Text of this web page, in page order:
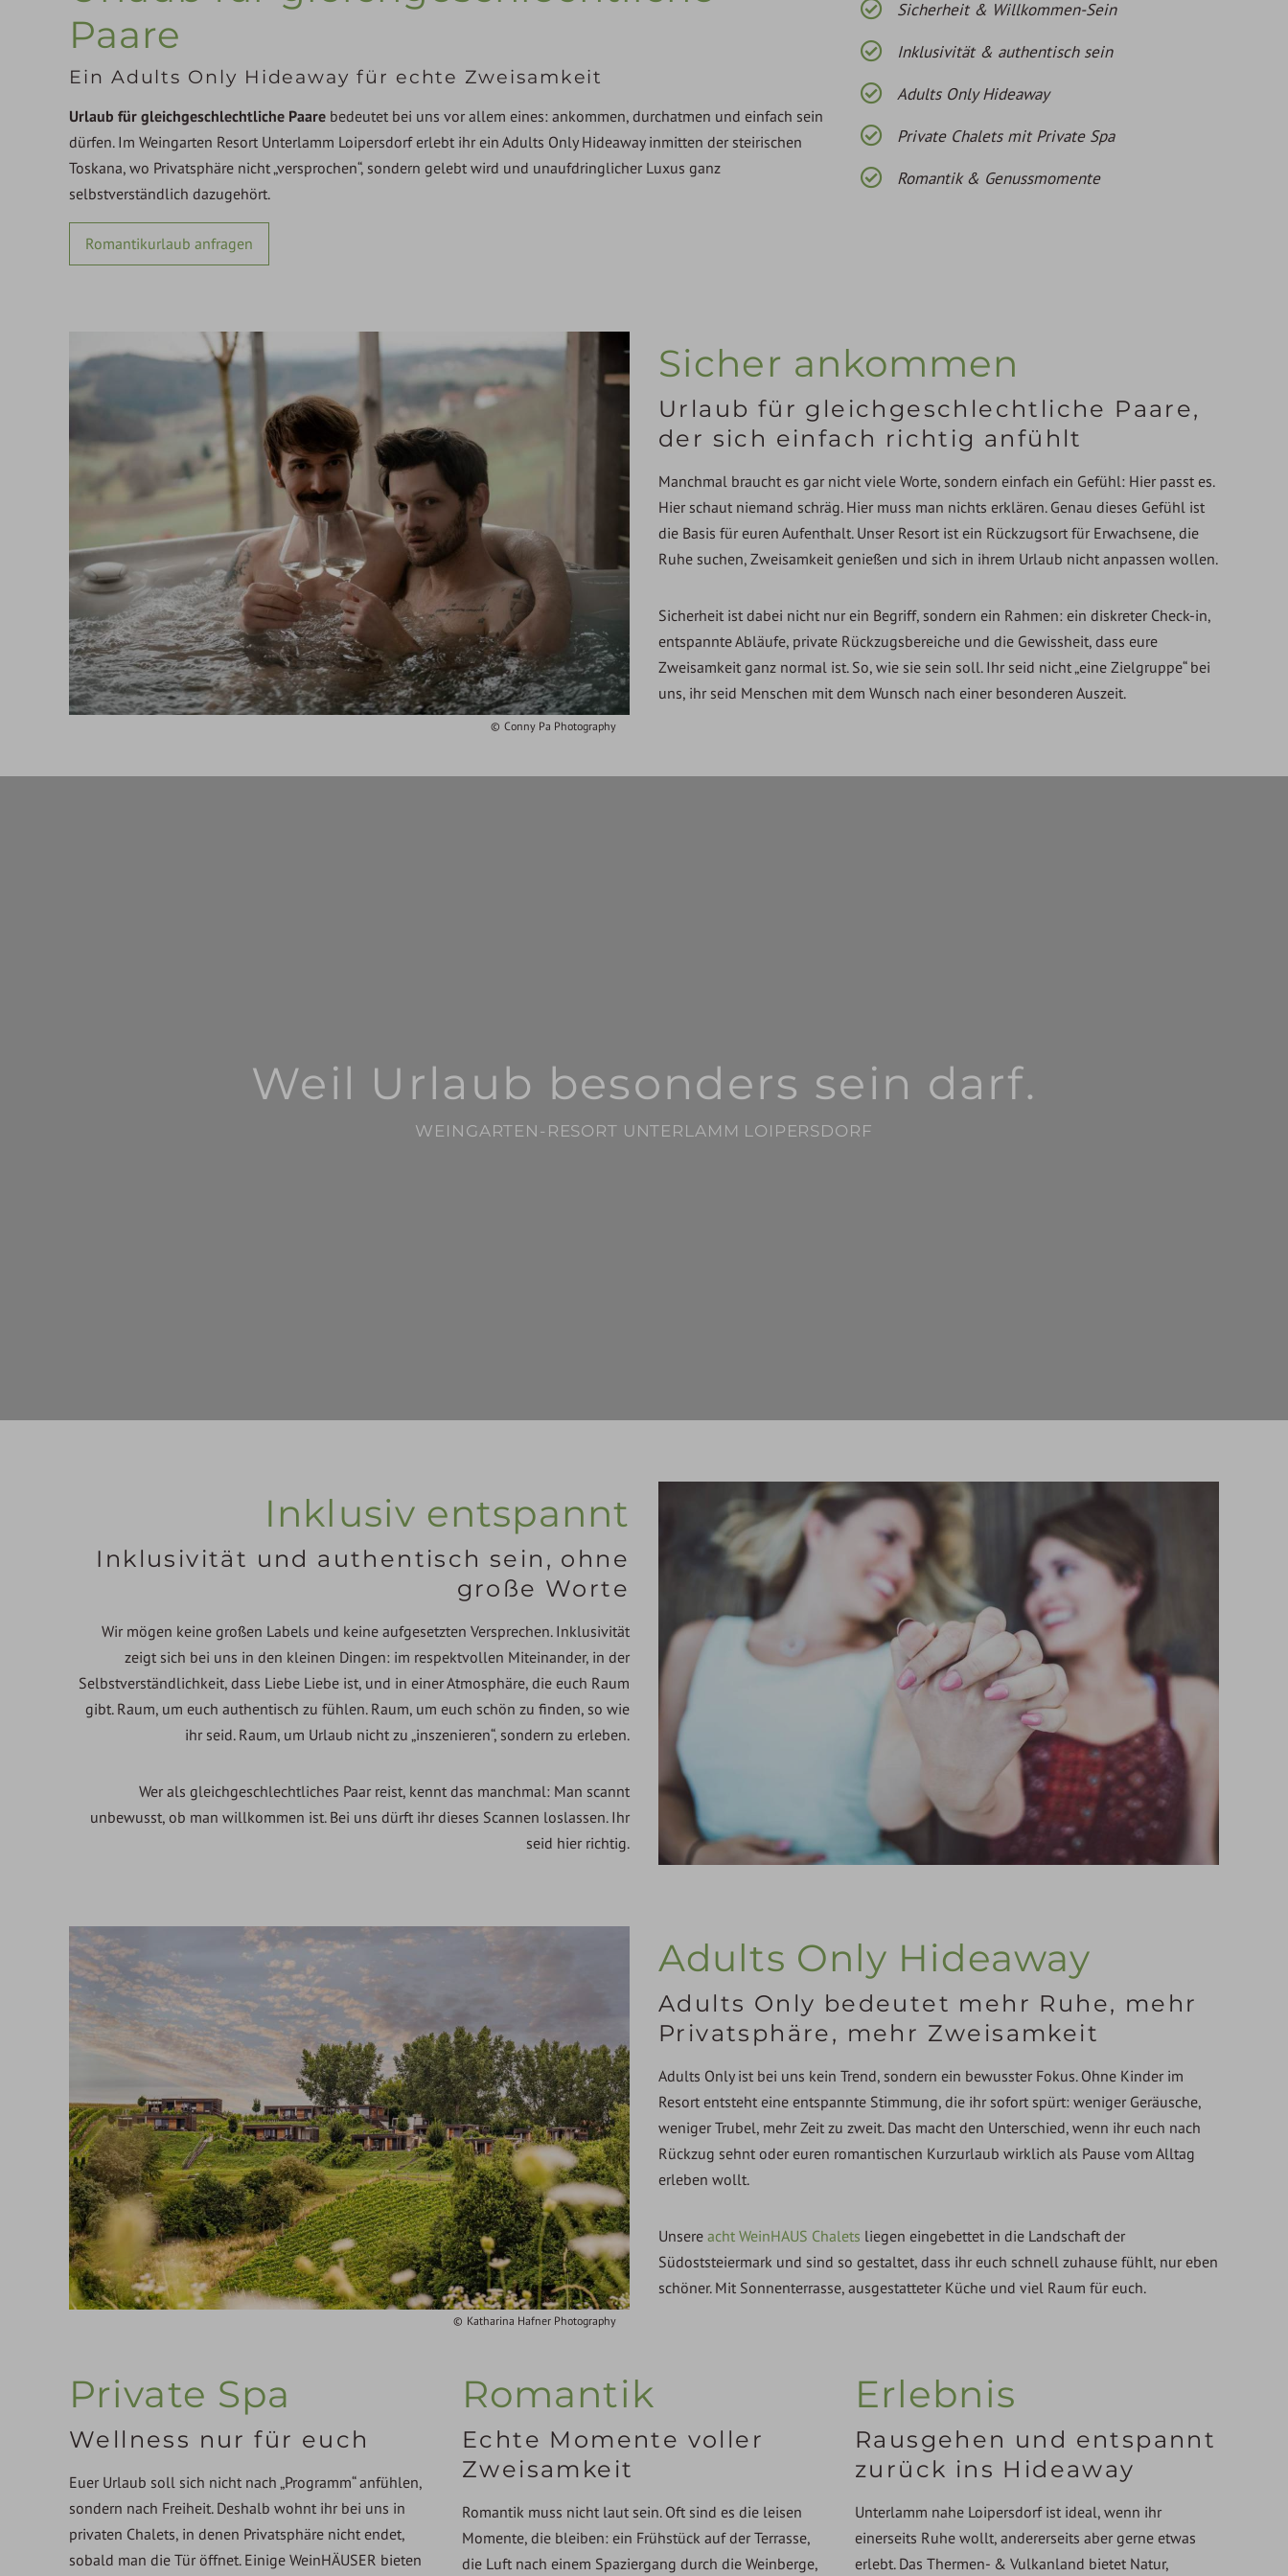
Paare
Ein Adults Only Hideaway für echte Zweisamkeit
Urlaub für gleichgeschlechtliche Paare bedeutet bei uns vor allem eines: ankommen, durchatmen und einfach sein
dürfen. Im Weingarten Resort Unterlamm Loipersdorf erlebt ihr ein Adults Only Hideaway inmitten der steirischen
Toskana, wo Privatsphäre nicht „versprochen“, sondern gelebt wird und unaufdringlicher Luxus ganz
selbstverständlich dazugehört.
Romantikurlaub anfragen
Sicherheit & Willkommen-Sein
Inklusivität & authentisch sein
Adults Only Hideaway
Private Chalets mit Private Spa
Romantik & Genussmomente
Conny Pa Photography
Sicher ankommen
Urlaub für gleichgeschlechtliche Paare,
der sich einfach richtig anfühlt
Manchmal braucht es gar nicht viele Worte, sondern einfach ein Gefühl: Hier passt es.
Hier schaut niemand schräg. Hier muss man nichts erklären. Genau dieses Gefühl ist
die Basis für euren Aufenthalt. Unser Resort ist ein Rückzugsort für Erwachsene, die
Ruhe suchen, Zweisamkeit genießen und sich in ihrem Urlaub nicht anpassen wollen.
Sicherheit ist dabei nicht nur ein Begriff, sondern ein Rahmen: ein diskreter Check-in,
entspannte Abläufe, private Rückzugsbereiche und die Gewissheit, dass eure
Zweisamkeit ganz normal ist. So, wie sie sein soll. Ihr seid nicht „eine Zielgruppe“ bei
uns, ihr seid Menschen mit dem Wunsch nach einer besonderen Auszeit.
Weil Urlaub besonders sein darf.
WEINGARTEN-RESORT UNTERLAMM LOIPERSDORF
Inklusiv entspannt
Inklusivität und authentisch sein, ohne
große Worte
Wir mögen keine großen Labels und keine aufgesetzten Versprechen. Inklusivität
zeigt sich bei uns in den kleinen Dingen: im respektvollen Miteinander, in der
Selbstverständlichkeit, dass Liebe Liebe ist, und in einer Atmosphäre, die euch Raum
gibt. Raum, um euch authentisch zu fühlen. Raum, um euch schön zu finden, so wie
ihr seid. Raum, um Urlaub nicht zu „inszenieren“, sondern zu erleben.
Wer als gleichgeschlechtliches Paar reist, kennt das manchmal: Man scannt
unbewusst, ob man willkommen ist. Bei uns dürft ihr dieses Scannen loslassen. Ihr
seid hier richtig.
Katharina Hafner Photography
Adults Only Hideaway
Adults Only bedeutet mehr Ruhe, mehr
Privatsphäre, mehr Zweisamkeit
Adults Only ist bei uns kein Trend, sondern ein bewusster Fokus. Ohne Kinder im
Resort entsteht eine entspannte Stimmung, die ihr sofort spürt: weniger Geräusche,
weniger Trubel, mehr Zeit zu zweit. Das macht den Unterschied, wenn ihr euch nach
Rückzug sehnt oder euren romantischen Kurzurlaub wirklich als Pause vom Alltag
erleben wollt.
Unsere acht WeinHAUS Chalets liegen eingebettet in die Landschaft der
Südoststeiermark und sind so gestaltet, dass ihr euch schnell zuhause fühlt, nur eben
schöner. Mit Sonnenterrasse, ausgestatteter Küche und viel Raum für euch.
Private Spa
Wellness nur für euch
Euer Urlaub soll sich nicht nach „Programm“ anfühlen,
sondern nach Freiheit. Deshalb wohnt ihr bei uns in
privaten Chalets, in denen Privatsphäre nicht endet,
sobald man die Tür öffnet. Einige WeinHÄUSER bieten
Romantik
Echte Momente voller
Zweisamkeit
Romantik muss nicht laut sein. Oft sind es die leisen
Momente, die bleiben: ein Frühstück auf der Terrasse,
die Luft nach einem Spaziergang durch die Weinberge,
Erlebnis
Rausgehen und entspannt
zurück ins Hideaway
Unterlamm nahe Loipersdorf ist ideal, wenn ihr
einerseits Ruhe wollt, andererseits aber gerne etwas
erlebt. Das Thermen- & Vulkanland bietet Natur,